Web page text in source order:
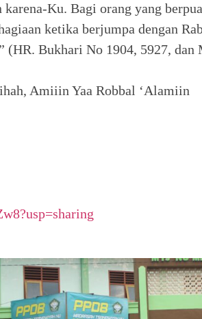
Ku. Bagi orang yang
ketika berjumpa dengan
Bukhari No 1904, 5927, dan
Amiiin Yaa Robbal ‘Alamiin